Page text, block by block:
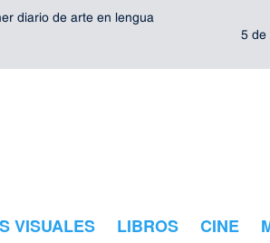
diario de arte en lengua
5 de
VISUALES LIBROS CINE